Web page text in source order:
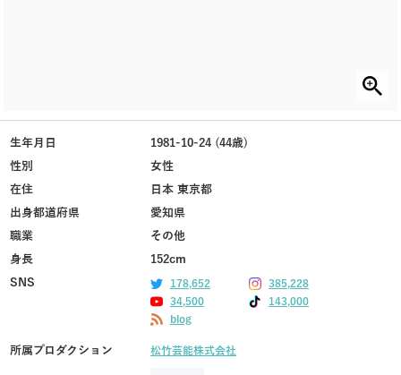
生年月日
1981-10-24 (44歳)
性別
女性
在住
日本 東京都
出身都道府県
愛知県
職業
その他
身長
152cm
SNS
178,652
385,228
34,500
143,000
blog
所属プロダクション 松竹芸能株式会社